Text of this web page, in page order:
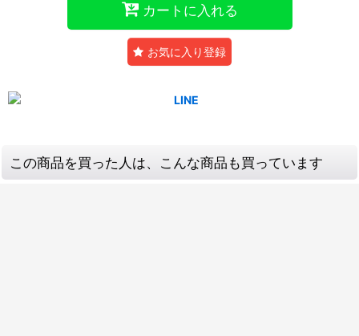
カートに入れる
お気に入り登録
この商品を買った人は、こんな商品も買っています